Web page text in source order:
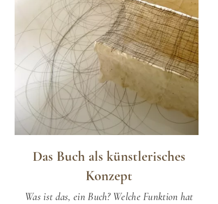
Das Buch als künstlerisches
Konzept
Was ist das, ein Buch? Welche Funktion hat